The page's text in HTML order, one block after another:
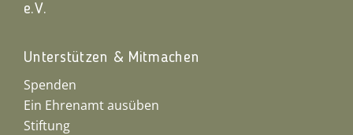
e.V.
Unterstützen & Mitmachen
Spenden
Ein Ehrenamt ausüben
Stiftung